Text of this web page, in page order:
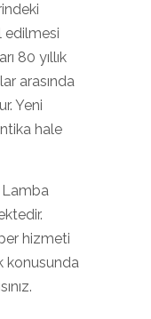
edilmesi
80 yıllık
arasında
Yeni
hale
Lamba
hizmeti
konusunda